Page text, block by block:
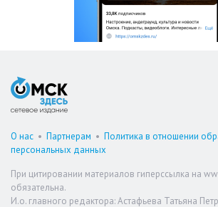
О нас • Партнерам • Политика в отношении
персональных данных
При цитировании материалов гиперссылка на
обязательна.
И.о. главного редактора: Астафьева Татьяна